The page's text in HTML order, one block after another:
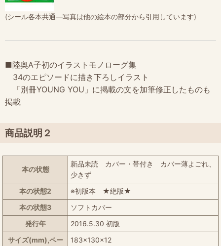
(シール各本共通―写真は他の絵本の部分から引用しています)
■陸奥A子初のイラストモノローグ集
34のエピソードに描き下ろしイラスト
「別冊YOUNG YOU」に掲載の文を加筆修正したものも
掲載
商品説明２
本の状態
新品未読 カバー・帯付き カバー薄よごれ、
少きず
本の状態2
※初版本 ★絶版★
本の状態3
ソフトカバー
発行年
2016.5.30 初版
サイズ(mm),ペー
183x130x12